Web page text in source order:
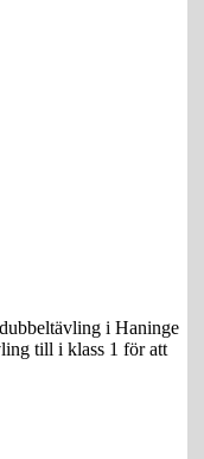
i Haninge
till i klass 1 för att